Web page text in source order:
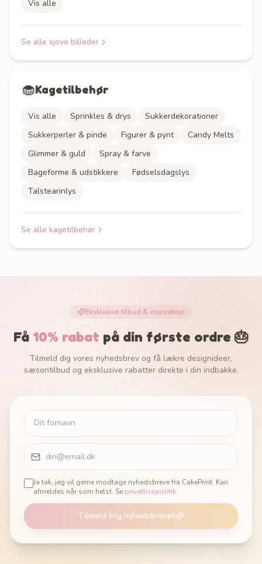
Vis alle
Se alle sjove billeder
🧁Kagetilbehør
Vis alle Sprinkles & drys
Sukkerdekorationer
Sukkerperler & pinde
Figurer & pynt
Candy Melts
Glimmer & guld
Spray & farve
Bageforme & udstikkere
Fødselsdagslys
Talstearinlys
Se alle kagetilbehør
Eksklusive tilbud & inspiration
Få 10% rabat på din første ordre 🎂
Tilmeld dig vores nyhedsbrev og få lækre designideer,
sæsontilbud og eksklusive rabatter direkte i din indbakke.
Ja tak, jeg vil gerne modtage nyhedsbreve fra CakePrint. Kan
afmeldes når som helst. Se privatlivspolitik.
Tilmeld mig nyhedsbrevet